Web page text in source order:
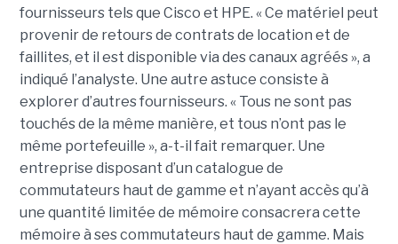
fournisseurs tels que Cisco et HPE. « Ce matériel peut
provenir de retours de contrats de location et de
faillites, et il est disponible via des canaux agréés », a
indiqué l’analyste. Une autre astuce consiste à
explorer d’autres fournisseurs. « Tous ne sont pas
touchés de la même manière, et tous n’ont pas le
même portefeuille », a-t-il fait remarquer. Une
entreprise disposant d’un catalogue de
commutateurs haut de gamme et n’ayant accès qu’à
une quantité limitée de mémoire consacrera cette
mémoire à ses commutateurs haut de gamme. Mais